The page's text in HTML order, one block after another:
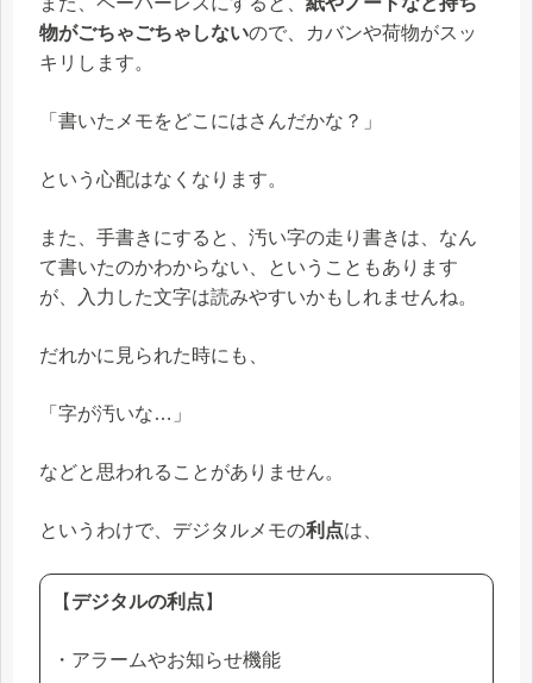
物がごちゃごちゃしないので、カバンや荷物がスッ
キリします。
「書いたメモをどこにはさんだかな？」
という心配はなくなります。
また、手書きにすると、汚い字の走り書きは、なん
て書いたのかわからない、ということもあります
が、入力した文字は読みやすいかもしれませんね。
だれかに見られた時にも、
「字が汚いな…」
などと思われることがありません。
というわけで、デジタルメモの利点は、
【 デジタルの利点 】
・アラームやお知らせ機能